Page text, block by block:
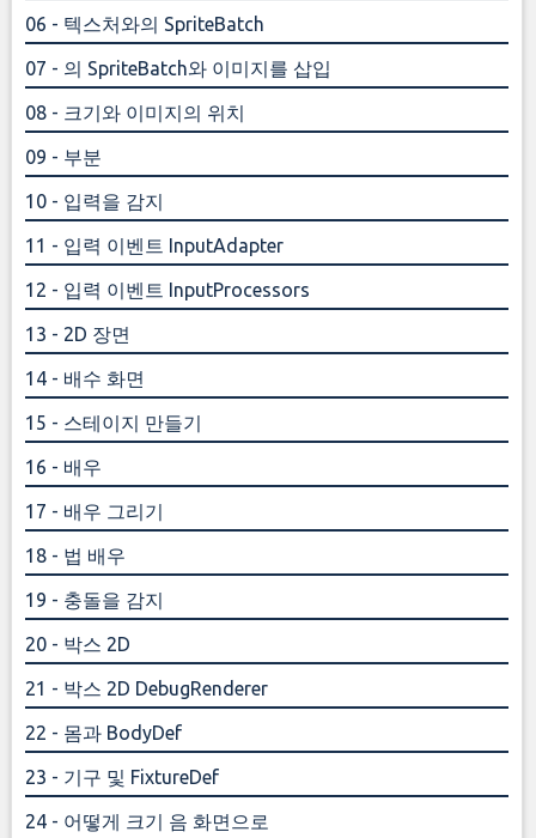
06 - 텍스처와의 SpriteBatch
07 - 의 SpriteBatch와 이미지를 삽입
08 - 크기와 이미지의 위치
09 - 부분
10 - 입력을 감지
11 - 입력 이벤트 InputAdapter
12 - 입력 이벤트 InputProcessors
13 - 2D 장면
14 - 배수 화면
15 - 스테이지 만들기
16 - 배우
17 - 배우 그리기
18 - 법 배우
19 - 충돌을 감지
20 - 박스 2D
21 - 박스 2D DebugRenderer
22 - 몸과 BodyDef
23 - 기구 및 FixtureDef
24 - 어떻게 크기 음 화면으로